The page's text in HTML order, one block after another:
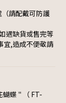
請配戴可防護
遇缺貨或售完等
宜,造成不便敬請
蝶 " （ FT-